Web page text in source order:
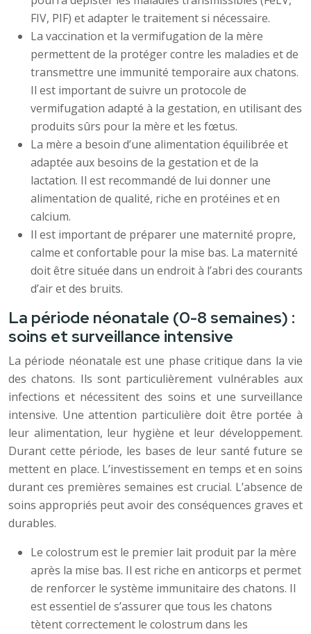
FIV, PIF) et adapter le traitement si nécessaire.
La vaccination et la vermifugation de la mère
permettent de la protéger contre les maladies et de
transmettre une immunité temporaire aux chatons.
Il est important de suivre un protocole de
vermifugation adapté à la gestation, en utilisant des
produits sûrs pour la mère et les fœtus.
La mère a besoin d’une alimentation équilibrée et
adaptée aux besoins de la gestation et de la
lactation. Il est recommandé de lui donner une
alimentation de qualité, riche en protéines et en
calcium.
Il est important de préparer une maternité propre,
calme et confortable pour la mise bas. La maternité
doit être située dans un endroit à l’abri des courants
d’air et des bruits.
La période néonatale (0-8 semaines) :
soins et surveillance intensive
La période néonatale est une phase critique dans la vie
des chatons. Ils sont particulièrement vulnérables aux
infections et nécessitent des soins et une surveillance
intensive. Une attention particulière doit être portée à
leur alimentation, leur hygiène et leur développement.
Durant cette période, les bases de leur santé future se
mettent en place. L’investissement en temps et en soins
durant ces premières semaines est crucial. L’absence de
soins appropriés peut avoir des conséquences graves et
durables.
Le colostrum est le premier lait produit par la mère
après la mise bas. Il est riche en anticorps et permet
de renforcer le système immunitaire des chatons. Il
est essentiel de s’assurer que tous les chatons
tètent correctement le colostrum dans les